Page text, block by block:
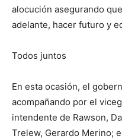
alocución asegurando
adelante, hacer futuro y
Todos juntos
En esta ocasión, el
acompañando por el
intendente de Rawson,
Trelew, Gerardo Merino;